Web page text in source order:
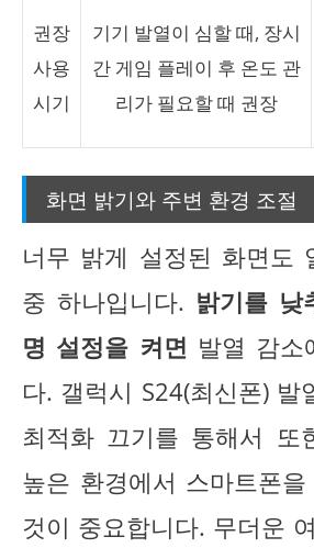
권장
사용
시기
기기 발열이 심할 때, 장시
간 게임 플레이 후 온도 관
리가 필요할 때 권장
화면 밝기와 주변 환경 조절
너무 밝게 설정된 화면도
중 하나입니다. 밝기를 낮
명 설정을 켜면 발열 감소
다. 갤럭시 S24(최신폰) 발
최적화 끄기를 통해서 또
높은 환경에서 스마트폰
것이 중요합니다. 무더운